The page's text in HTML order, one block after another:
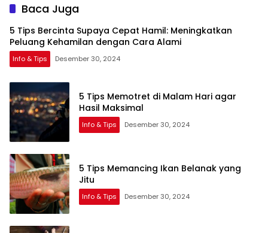
Baca Juga
5 Tips Bercinta Supaya Cepat Hamil: Meningkatkan
Peluang Kehamilan dengan Cara Alami
Info & Tips Desember 30, 2024
5 Tips Memotret di Malam Hari agar
Hasil Maksimal
Info & Tips Desember 30, 2024
5 Tips Memancing Ikan Belanak yang
Jitu
Info & Tips Desember 30, 2024